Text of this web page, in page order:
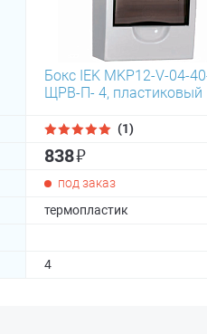
Бокс IEK MKP12-V-04-
ЩРВ-П- 4, пластиковый
(1)
838₽
под заказ
термопластик
4